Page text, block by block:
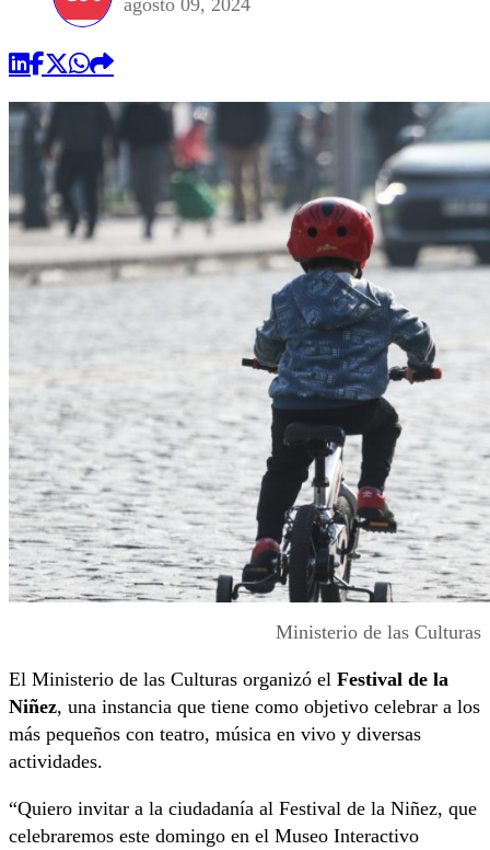
agosto 09, 2024
Ministerio de las Culturas
El Ministerio de las Culturas organizó el Festival de la
Niñez, una instancia que tiene como objetivo celebrar a los
más pequeños con teatro, música en vivo y diversas
actividades.
“Quiero invitar a la ciudadanía al Festival de la Niñez, que
celebraremos este domingo en el Museo Interactivo